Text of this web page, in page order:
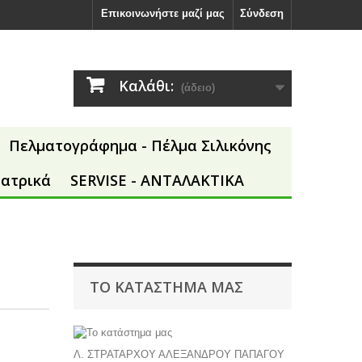
Σύνδεση
Επικοινωνήστε μαζί μας
Καλάθι: (άδειο)
Πελματογράφημα - Πέλμα Σιλικόνης
SERVISE - ΑΝΤΑΛΑΚΤΙΚΑ
ΤΟ ΚΑΤΆΣΤΗΜΑ ΜΑΣ
Λ. ΣΤΡΑΤΑΡΧΟΥ ΑΛΕΞΑΝΔΡΟΥ ΠΑΠΑΓΟΥ